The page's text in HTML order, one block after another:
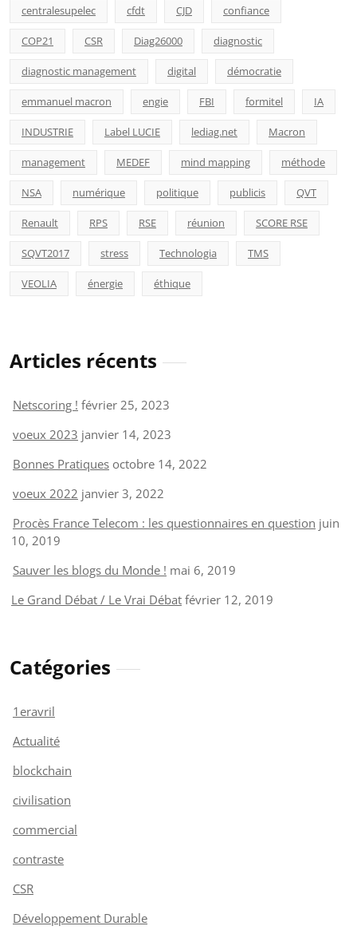
centralesupelec cfdt CJD confiance
COP21 CSR Diag26000 diagnostic
diagnostic management digital démocratie
emmanuel macron engie FBI formitel IA
INDUSTRIE Label LUCIE lediag.net Macron
management MEDEF mind mapping méthode
NSA numérique politique publicis QVT
Renault RPS RSE réunion SCORE RSE
SQVT2017 stress Technologia TMS
VEOLIA énergie éthique
Articles récents
Netscoring ! février 25, 2023
voeux 2023 janvier 14, 2023
Bonnes Pratiques octobre 14, 2022
voeux 2022 janvier 3, 2022
Procès France Telecom : les questionnaires en question juin
10, 2019
Sauver les blogs du Monde ! mai 6, 2019
Le Grand Débat / Le Vrai Débat février 12, 2019
Catégories
1eravril
Actualité
blockchain
civilisation
commercial
contraste
CSR
Développement Durable